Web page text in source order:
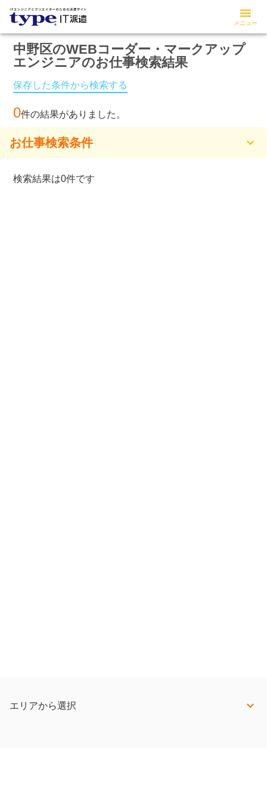
メニュー
中野区のWEBコーダー・マークアップ
エンジニアのお仕事検索結果
保存した条件から検索する
0件の結果がありました。
お仕事検索条件
検索結果は0件です
エリアから選択